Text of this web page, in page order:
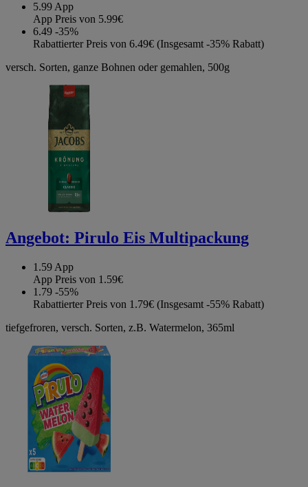
5.99 App
App Preis von 5.99€
6.49 -35%
Rabattierter Preis von 6.49€ (Insgesamt -35% Rabatt)
versch. Sorten, ganze Bohnen oder gemahlen, 500g
Angebot: Pirulo Eis Multipackung
1.59 App
App Preis von 1.59€
1.79 -55%
Rabattierter Preis von 1.79€ (Insgesamt -55% Rabatt)
tiefgefroren, versch. Sorten, z.B. Watermelon, 365ml